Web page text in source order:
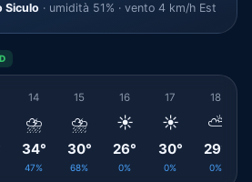
Siculo · umidità 51% · vento 4 km/h Est
14
⛈️
34°
47%
15
⛈️
30°
68%
16
☀️
26°
0%
17
☀️
30°
0%
18
⛅
29°
0%